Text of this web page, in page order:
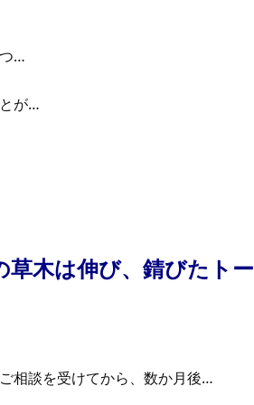
…
が…
草木は伸び、錆びたト
相談を受けてから、数か月後…